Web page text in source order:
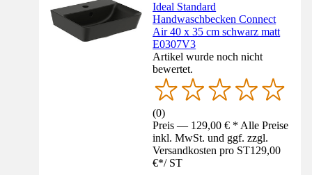
Ideal Standard
Handwaschbecken Connect
Air 40 x 35 cm schwarz matt
E0307V3
Artikel wurde noch nicht
bewertet.
(0)
Preis — 129,00 € * Alle Preise
inkl. MwSt. und ggf. zzgl.
Versandkosten pro ST129,00
€*/ ST